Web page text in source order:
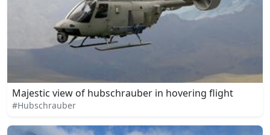
Majestic view of hubschrauber in hovering flight
#Hubschrauber